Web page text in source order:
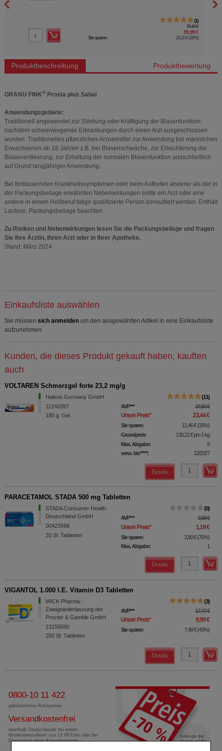
1
79,19 €
55,99 €
Sie sparen 23,20 € (29%)
Produktbeschreibung Produktbewertung
GRANU FINK®Prosta plus Sabal
Anwendungsgebiete:
Traditionell angewendet zur Stärkung oder Kräftigung der Blasenfunktion
nachdem schwerwiegende Erkrankungen durch einen Arzt ausgeschlossen
wurden. Traditionelles pflanzliches Arzneimittel zur Anwendung bei männlichen
Erwachsenen ab 18 Jahren z.B. bei Blasenschwäche, zur Erleichterung der
Blasenentleerung, zur Erhaltung der normalen Blasenfunktion ausschließlich
auf Grund langjähriger Anwendung.
Bei fortdauernden Krankheitssymptomen oder beim Auftreten anderer als der in
der Packungsbeilage erwähnten Nebenwirkungen sollte ein Arzt oder eine
andere in einem Heilberuf tätige qualifizierte Person konsultiert werden. Enthält
Lactose. Packungsbeilage beachten.
Zu Risiken und Nebenwirkungen lesen Sie die Packungsbeilage und fragen
Sie Ihre Ärztin, Ihren Arzt oder in Ihrer Apotheke.
Stand: März 2024
Einkaufsliste auswählen
Sie müssen sich anmelden um den ausgewählten Artikel in eine Einkaufsliste
aufzunehmen.
Kunden, die dieses Produkt gekauft haben, kauften
auch
VOLTAREN Schmerzgel forte 23,2 mg/g
Haleon Germany GmbH
11240397
180 g Gel
11
AVP*** 34,90 €
Unser Preis* 23,44 €
Sie sparen 11,46 € (33%)
Grundpreis
130,22 €pro 1 kg
Max. Abgabe:
5
verw. bis*****:
12/2027
Details
PARACETAMOL STADA 500 mg Tabletten
STADA Consumer Health
Deutschland GmbH
00423568
20 St Tabletten
0
AVP*** 3,99 €
Unser Preis* 1,19 €
Sie sparen 2,80 € (70%)
Max. Abgabe:
1
Details
VIGANTOL 1.000 I.E. Vitamin D3 Tabletten
WICK Pharma -
Zweigniederlassung der
Procter & Gamble GmbH
13155690
200 St Tabletten
3
AVP*** 17,47 €
Unser Preis* 9,99 €
Sie sparen 7,48 € (43%)
Details
0800-10 11 422
gebührenfreie Rufnummer
Versandkostenfrei
innerhalb Deutschlands bei einem
Mindestbestellwert von 13,99 Euro oder bei
Einsendung eines Kassenrezeptes